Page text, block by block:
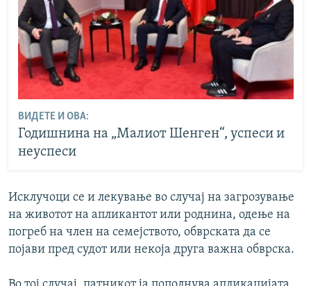
ВИДЕТЕ И ОВА:
Годишнина на „Малиот Шенген“, успеси и
неуспеси
Исклучоци се и лекување во случај на загрозување
на животот на апликантот или роднина, одење на
погреб на член на семејството, обврската да се
појави пред судот или некоја друга важна обврска.